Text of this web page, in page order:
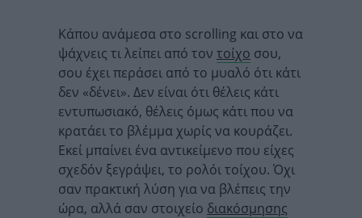
Κάπου ανάμεσα στο scrolling και στο να
ψάχνεις τι λείπει από τον τοίχο σου,
σου έχει περάσει από το μυαλό ότι κάτι
δεν «δένει». Δεν είναι ότι θέλεις κάτι
εντυπωσιακό, θέλεις όμως κάτι που να
κρατάει το βλέμμα χωρίς να κουράζει.
Εκεί μπαίνει ένα αντικείμενο που είχες
σχεδόν ξεγράψει, το ρολόι τοίχου. Όχι
σαν πρακτική λύση για να βλέπεις την
ώρα, αλλά σαν στοιχείο διακόσμησης